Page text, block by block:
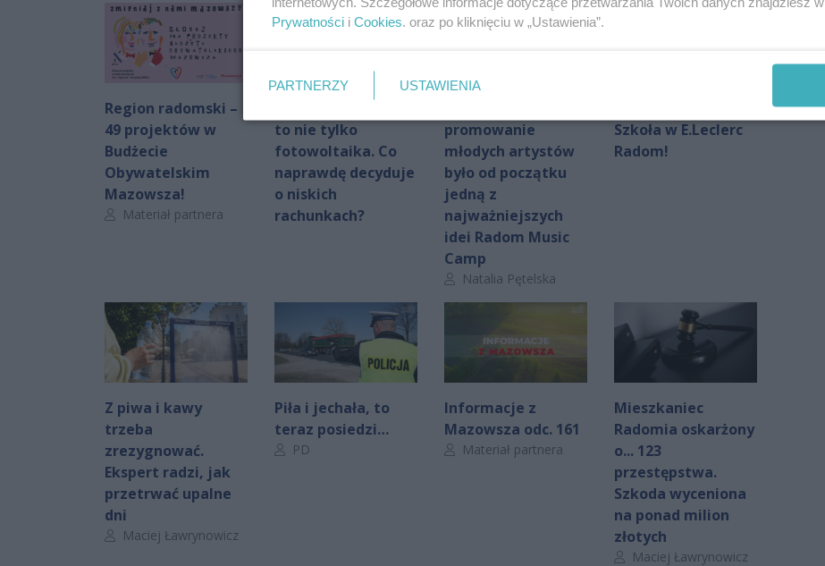
Region radomski –
49 projektów w
Budżecie
Obywatelskim
Mazowsza!
Autor artykułu:
Materiał partnera
to nie tylko
fotowoltaika. Co
naprawdę decyduje
o niskich
rachunkach?
promowanie
młodych artystów
było od początku
jedną z
najważniejszych
idei Radom Music
Camp
Autor artykułu:
Natalia Pętelska
Szkoła w E.Leclerc
Radom!
Z piwa i kawy
trzeba
zrezygnować.
Ekspert radzi, jak
przetrwać upalne
dni
Autor artykułu:
Maciej Ławrynowicz
Piła i jechała, to
teraz posiedzi…
Autor artykułu:
PD
Informacje z
Mazowsza odc. 161
Autor artykułu:
Materiał partnera
Mieszkaniec
Radomia oskarżony
o... 123
przestępstwa.
Szkoda wyceniona
na ponad milion
złotych
Autor artykułu:
Maciej Ławrynowicz
Prywatności i Cookies. oraz po kliknięciu w „Ustawienia”.
PARTNERZY USTAWIENIA